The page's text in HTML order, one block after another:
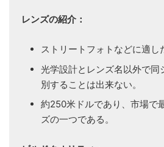
レンズの紹介：
ストリートフォトなどに適し
光学設計とレンズ名以外で同
別することは出来ない。
約250米ドルであり、市場で
ズの一つである。